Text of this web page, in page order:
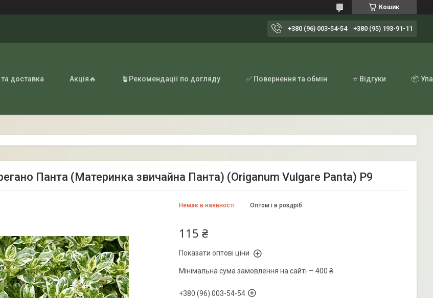
Кошик
+380 (96) 003-54-54 +380 (95) 193-91-11
доставка Акція🔥 🪴Рекомендації по догляду ✅ Повернення та обмін ⭐ Відгуки 📦
Панта (Материнка звичайна Панта) (Origanum Vulgare Panta) Р9
Немає в наявності Оптом і в роздріб
115 ₴
Показати оптові ціни
Мінімальна сума замовлення на сайті — 400 ₴
+380 (96) 003-54-54